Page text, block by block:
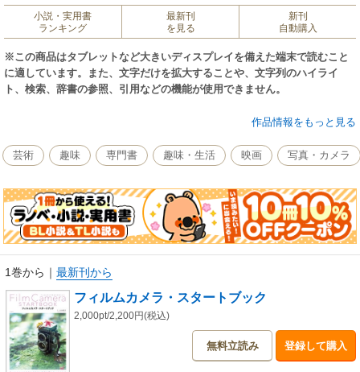
小説・実用書
ランキング
最新刊
を見る
新刊
自動購入
※この商品はタブレットなど大きいディスプレイを備えた端末で読むこと
に適しています。また、文字だけを拡大することや、文字列のハイライ
ト、検索、辞書の参照、引用などの機能が使用できません。
フィルムカメラで自分の好きな写真が撮れるようになる
フィルムカメラをはじめたい人へ
フィルムカメラをはじめたいけど難しそう…
ふだんスマホで撮っているけど、イマイチ自分らしい写真が撮れない…
写ルンです」で撮ってみたけれど、次はフィルムカメラを使ってみたい! で
もどのカメラを買えばよいかわからない…
でわかりやすく解説します。
誌面には、QRコードの動画リンクを多数掲載、
スマホやPCで、動画を観ながらフィルムの入れ方やカメラの操作方法を解
説します。
【Contents】
作品情報をもっと見る
芸術 趣味 専門書 趣味・生活 映画 写真・カメラ
1巻から ｜ 最新刊から
フィルムカメラ・スタートブック
2,000pt/2,200円(税込)
無料立読み 登録して購入